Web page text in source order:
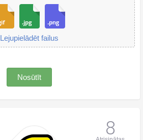
Lejupielādēt failus
Nosūtīt
8